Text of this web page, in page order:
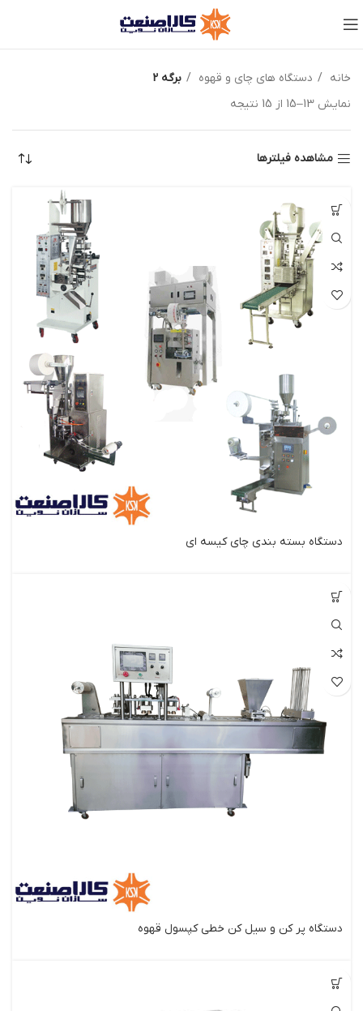
خانه دستگاه های چای و قهوه
برگه 2
نمایش 13–15 از 15 نتیجه
مشاهده فیلترها
دستگاه بسته بندی چای کیسه ای
دستگاه پر کن و سیل کن خطی کپسول قهوه